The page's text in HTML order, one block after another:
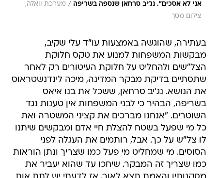
אני לא אסכים". נג'יב סרחאן שנספה בשריפה / מערכת וואלה,
צילום מסך
בעתירה, שהוגשה באמצעות עו"ד עלי שקיב,
מבקשות המשפחות למנוע את טקס חלוקת
הצל"שים ולהחליט על חלוקת העיטורים רק לאחר
שתסתיים בדיקת מבקר המדינה, מיכה לינדנשטראוס
את הנושא. נג'יב סרחאן, ששכל את בנו איאס
בשריפה, הבהיר כי לבני המשפחות אין טענות נגד
השוטרים. "אנחנו מברכים את קציני המשטרה ואת
כל מי שפעל בשטח להצלת חיי אדם ומבקשים שיתנו
לו צל"ש על כך. אבל, רותמים את העגלה לפני
הסוסים. מי שמחליט מי פעל כמו שצריך ונתן הוראות
כמו שצריך זה המבקר. שיחכו עד שהוא יעביר את